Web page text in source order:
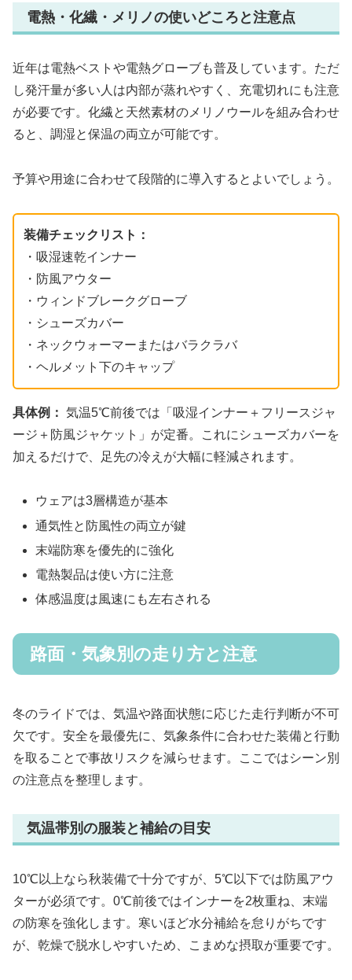
電熱・化繊・メリノの使いどころと注意点
近年は電熱ベストや電熱グローブも普及しています。ただ
し発汗量が多い人は内部が蒸れやすく、充電切れにも注意
が必要です。化繊と天然素材のメリノウールを組み合わせ
ると、調湿と保温の両立が可能です。
予算や用途に合わせて段階的に導入するとよいでしょう。
装備チェックリスト：
・吸湿速乾インナー
・防風アウター
・ウィンドブレークグローブ
・シューズカバー
・ネックウォーマーまたはバラクラバ
・ヘルメット下のキャップ
具体例： 気温5℃前後では「吸湿インナー＋フリースジャ
ージ＋防風ジャケット」が定番。これにシューズカバーを
加えるだけで、足先の冷えが大幅に軽減されます。
ウェアは3層構造が基本
通気性と防風性の両立が鍵
末端防寒を優先的に強化
電熱製品は使い方に注意
体感温度は風速にも左右される
路面・気象別の走り方と注意
冬のライドでは、気温や路面状態に応じた走行判断が不可
欠です。安全を最優先に、気象条件に合わせた装備と行動
を取ることで事故リスクを減らせます。ここではシーン別
の注意点を整理します。
気温帯別の服装と補給の目安
10℃以上なら秋装備で十分ですが、5℃以下では防風アウ
ターが必須です。0℃前後ではインナーを2枚重ね、末端
の防寒を強化します。寒いほど水分補給を怠りがちです
が、乾燥で脱水しやすいため、こまめな摂取が重要です。